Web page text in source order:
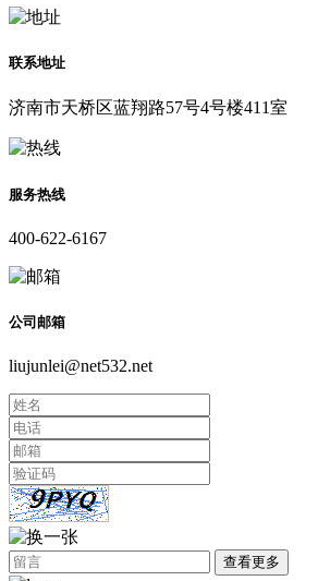
联系地址
济南市天桥区蓝翔路57号4号楼411室
服务热线
400-622-6167
公司邮箱
liujunlei@net532.net
查看更多